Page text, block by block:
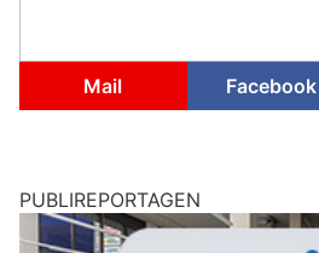
Mail Facebook
PUBLIREPORTAGEN